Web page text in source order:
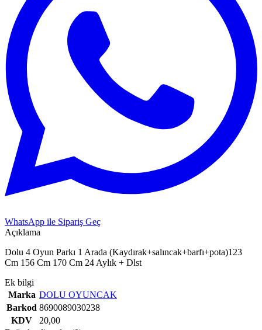
WhatsApp ile Sipariş Geç
Açıklama
Dolu 4 Oyun Parkı 1 Arada (Kaydırak+salıncak+barfı+pota)123
Cm 156 Cm 170 Cm 24 Aylık + Dlst
Ek bilgi
Marka DOLU OYUNCAK
Barkod 8690089030238
KDV
20,00